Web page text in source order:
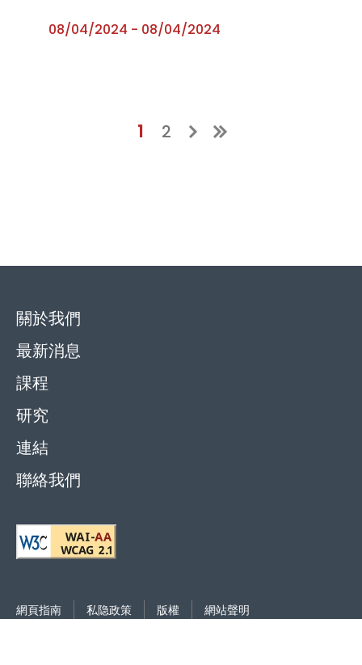
08/04/2024 - 08/04/2024
當前頁
1 Page
2
關於我們
最新消息
課程
研究
連結
聯絡我們
網頁指南 私隐政策 版權 網站聲明